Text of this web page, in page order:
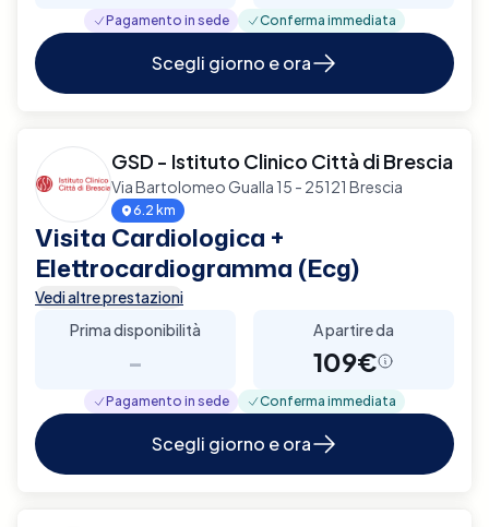
Pagamento in sede Conferma immediata
Scegli giorno e ora
GSD - Istituto Clinico Città di Brescia
Via Bartolomeo Gualla 15 - 25121 Brescia
6.2 km
Visita Cardiologica +
Elettrocardiogramma (Ecg)
Vedi altre prestazioni
Prima disponibilità
-
A partire da
109€
Pagamento in sede Conferma immediata
Scegli giorno e ora